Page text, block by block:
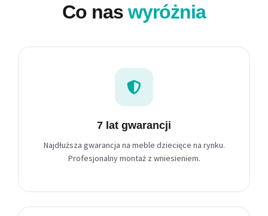
Co nas wyróżnia
7 lat gwarancji
Najdłuższa gwarancja na meble dziecięce na rynku.
Profesjonalny montaż z wniesieniem.